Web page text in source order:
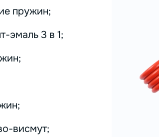
пружин;
эмаль 3 в 1;
висмут;